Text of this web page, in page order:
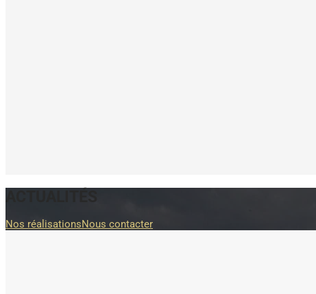
Nos réalisationsNous contacter